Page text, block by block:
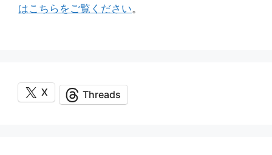
はこちらをご覧ください。
X Threads